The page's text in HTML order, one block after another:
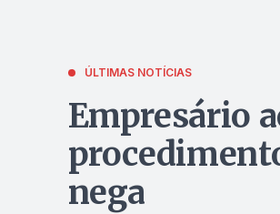
ÚLTIMAS NOTÍCIAS
Empresário
nega